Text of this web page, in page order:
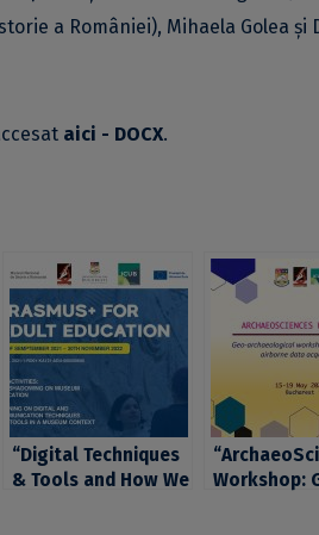
a României), Mihaela Golea și
aici - DOCX.
“Digital Techniques
& Tools and How We
Workshop: